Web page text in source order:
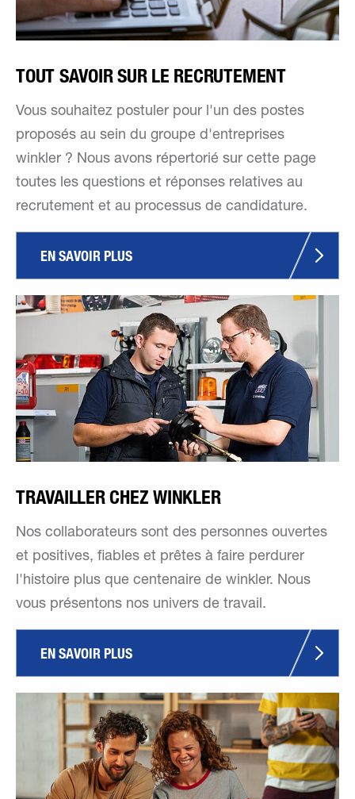
TOUT SAVOIR SUR LE RECRUTEMENT
Vous souhaitez postuler pour l'un des postes
proposés au sein du groupe d'entreprises
winkler ? Nous avons répertorié sur cette page
toutes les questions et réponses relatives au
recrutement et au processus de candidature.
EN SAVOIR PLUS
TRAVAILLER CHEZ WINKLER
Nos collaborateurs sont des personnes ouvertes
et positives, fiables et prêtes à faire perdurer
l'histoire plus que centenaire de winkler. Nous
vous présentons nos univers de travail.
EN SAVOIR PLUS